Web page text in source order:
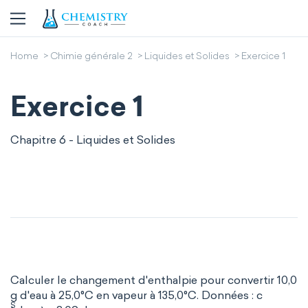
Home Chimie générale 2 Liquides et Solides Exercice 1
Exercice 1
Chapitre 6 - Liquides et Solides
Calculer le changement d'enthalpie pour convertir 10,0
g d'eau à 25,0°C en vapeur à 135,0°C. Données : c
S